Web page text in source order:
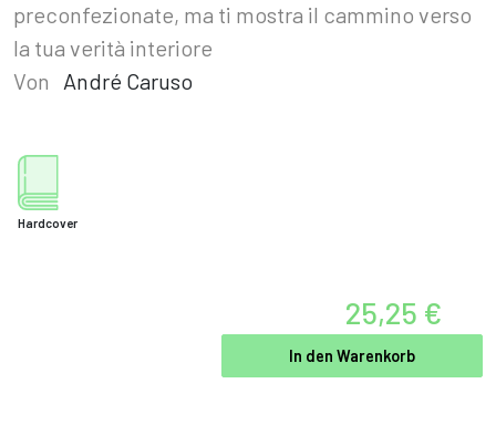
preconfezionate, ma ti mostra il cammino verso
la tua verità interiore
Von
André Caruso
Hardcover
25,25 €
In den Warenkorb